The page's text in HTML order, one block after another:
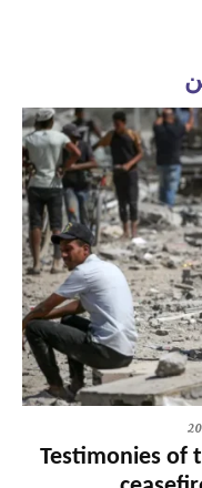
Testimonies of